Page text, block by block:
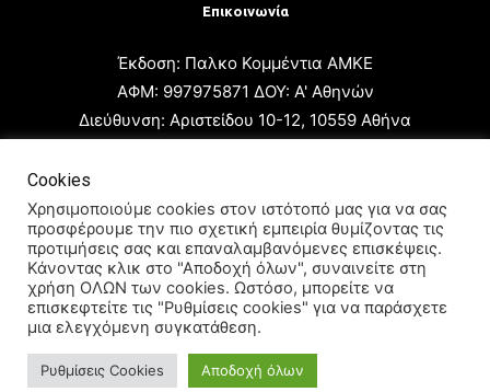
Επικοινωνία
Έκδοση: Παλκο Κομμέντια ΑΜΚΕ
ΑΦΜ: 997975871 ΔΟΥ: Α' Αθηνών
Διεύθυνση: Αριστείδου 10-12, 10559 Αθήνα
Ιδιοκτήτης: Παλκο Κομμέντια ΑΜΚΕ
Διευθυντής: Ιωάννης Παπαγεωργίου
Διευθυντής Σύνταξης: Μαρία Καραολάνη
Διαχειριστής και Δικαιούχος ονόματος τομέα: Ιωάννης
Παπαγεωργίου
Cookies
Χρησιμοποιούμε cookies στον ιστότοπό μας για να σας
προσφέρουμε την πιο σχετική εμπειρία θυμίζοντας τις
προτιμήσεις σας και επαναλαμβανόμενες επισκέψεις.
Κάνοντας κλικ στο "Αποδοχή όλων", συναινείτε στη
χρήση ΟΛΩΝ των cookies. Ωστόσο, μπορείτε να
επισκεφτείτε τις "Ρυθμίσεις cookies" για να παράσχετε
μια ελεγχόμενη συγκατάθεση.
Ρυθμίσεις Cookies Αποδοχή όλων